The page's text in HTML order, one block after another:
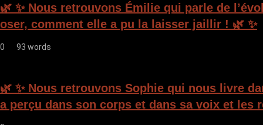
🌿 ✨ Nous retrouvons Émilie qui parle de
oser, comment elle a pu la laisser jaillir ! 🌿 ✨
0 93 words
🌿 ✨ Nous retrouvons Sophie qui nous livre
a perçu dans son corps et dans sa voix et les